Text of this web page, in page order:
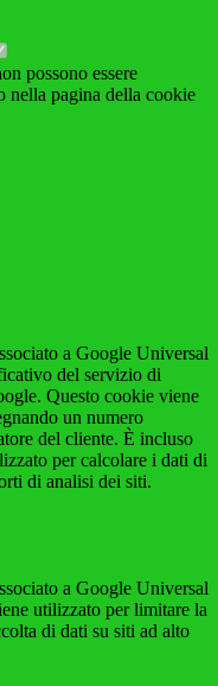
possono essere
nella pagina della cookie
a Google Universal
del servizio di
Questo cookie viene
un numero
del cliente. È incluso
per calcolare i dati di
di analisi dei siti.
a Google Universal
utilizzato per limitare la
di dati su siti ad alto